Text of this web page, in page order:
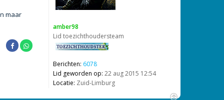
amber98
Lid toezichthoudersteam
Berichten: 6078
Lid geworden op: 22 aug 2015 12:54
Locatie: Zuid-Limburg
maar